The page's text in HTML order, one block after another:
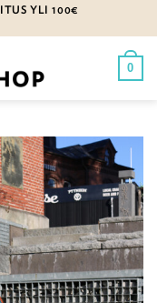
YLI 100€
0